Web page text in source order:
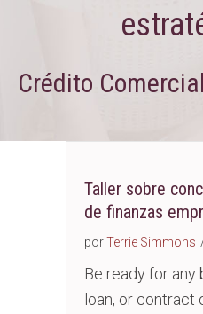
Crédito Comercial
Taller sobre
de finanzas
porTerrie Simmons
Be ready for any
loan, or